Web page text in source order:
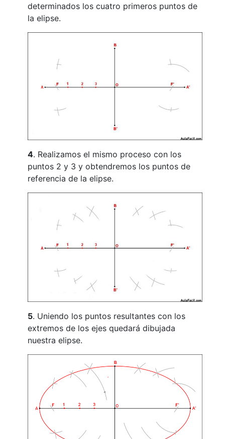
determinados los cuatro primeros puntos de
la elipse.
4. Realizamos el mismo proceso con los
puntos 2 y 3 y obtendremos los puntos de
referencia de la elipse.
5. Uniendo los puntos resultantes con los
extremos de los ejes quedará dibujada
nuestra elipse.